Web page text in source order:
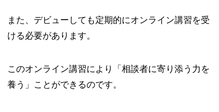
また、デビューしても定期的にオンライン講習を受
ける必要があります。
このオンライン講習により「相談者に寄り添う力を
養う」ことができるのです。